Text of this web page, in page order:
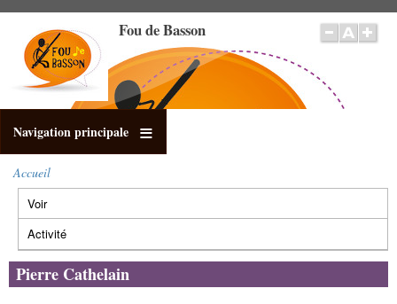
contenu
principal
Fou de Basson
Navigation principale
Fil
d'Ariane
Accueil
Onglets
principaux
Voir(onglet
actif)
Activité
Pierre Cathelain